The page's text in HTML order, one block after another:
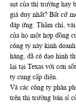
sụt của thị trường hay
giá duy nhất? Bất cứ
đáp ứng. Thậm chí,
của họ một hợp đồng
công ty này kinh
hàng, đã có dạo hình
lại tại Texas với cơn
ty cung cấp điện.
Và các công ty phân
trên thị trường bán sỉ